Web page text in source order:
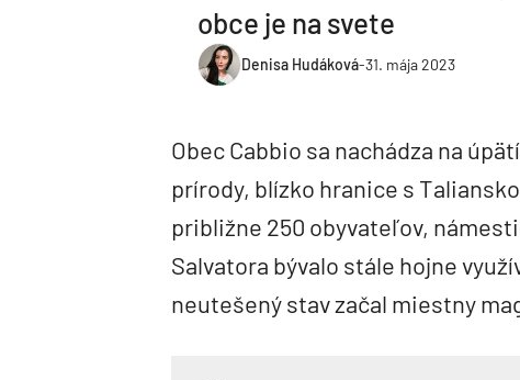
obce je na svete
Denisa Hudáková-31. mája 2023
Obec Cabbio sa nachádza na
prírody, blízko hranice s
približne 250 obyvateľov,
Salvatora bývalo stále hojne
neutešený stav začal miestny